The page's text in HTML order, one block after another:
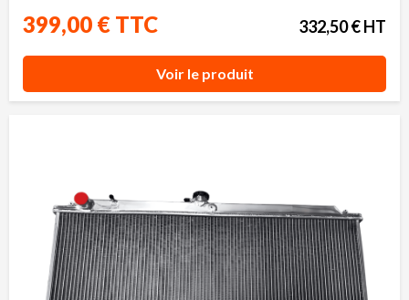
399,00 € TTC 332,50 € HT
Voir le produit